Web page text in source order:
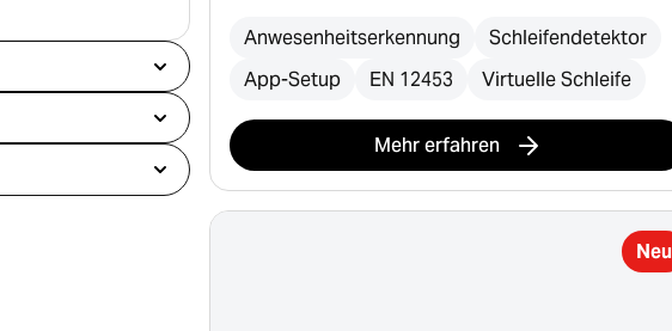
Anwesenheitserkennung
Schleifendetektor
App-Setup
EN 12453 Virtuelle Schleife
Mehr erfahren
Neu